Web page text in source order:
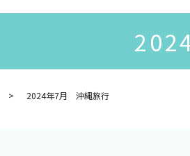
2024年7月 沖縄旅行